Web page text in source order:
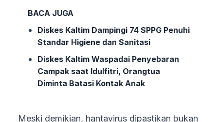
BACA JUGA
Diskes Kaltim Dampingi 74 SPPG Penuhi
Standar Higiene dan Sanitasi
Diskes Kaltim Waspadai Penyebaran
Campak saat Idulfitri, Orangtua
Diminta Batasi Kontak Anak
Meski demikian, hantavirus dipastikan bukan